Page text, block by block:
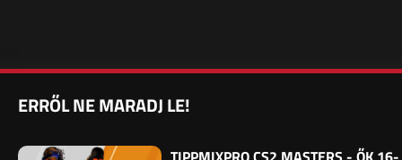
ERRŐL NE MARADJ LE!